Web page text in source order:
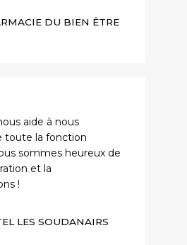
DU BIEN ÊTRE
aide à nous
toute la fonction
sommes heureux de
et la
!
LES SOUDANAIRS